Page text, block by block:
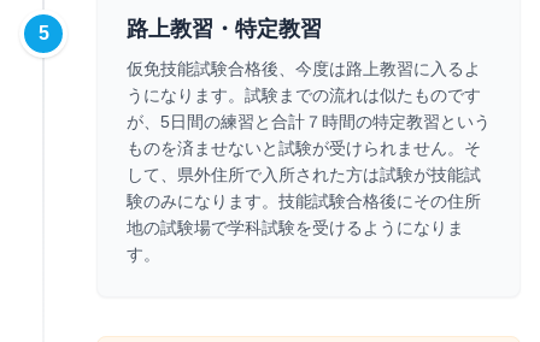
5 路上教習・特定教習
仮免技能試験合格後、今度は路上教習に入るよ
うになります。試験までの流れは似たものです
が、5日間の練習と合計７時間の特定教習という
ものを済ませないと試験が受けられません。そ
して、県外住所で入所された方は試験が技能試
験のみになります。技能試験合格後にその住所
地の試験場で学科試験を受けるようになりま
す。